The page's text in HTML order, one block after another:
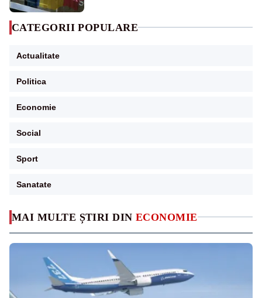
MAI MULTE ȘTIRI DIN ECONOMIE
CATEGORII POPULARE
Actualitate
Politica
Economie
Social
Sport
Sanatate